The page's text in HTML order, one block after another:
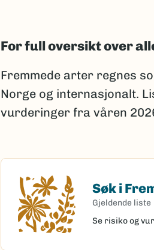
For full oversikt over
Fremmede arter regnes
Norge og internasjonalt.
vurderinger fra våren
Søk i
Gjeldende liste
Se risiko og
Søk i